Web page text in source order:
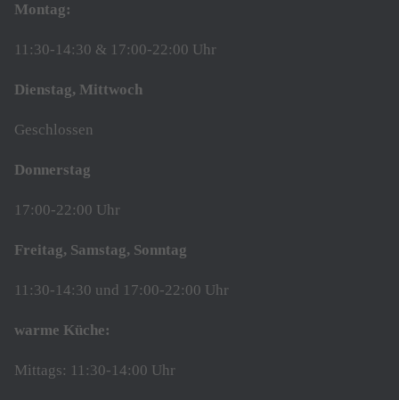
Montag:
11:30-14:30 & 17:00-22:00 Uhr
Dienstag, Mittwoch
Geschlossen
Donnerstag
17:00-22:00 Uhr
Freitag, Samstag, Sonntag
11:30-14:30 und 17:00-22:00 Uhr
warme Küche:
Mittags: 11:30-14:00 Uhr